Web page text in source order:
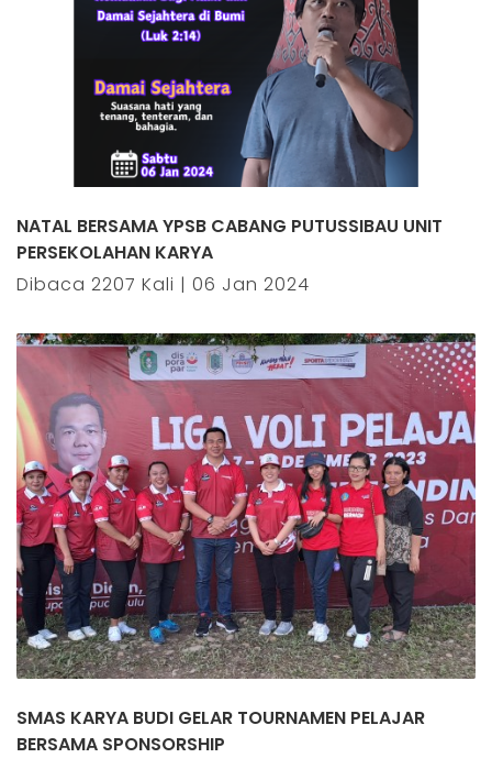
NATAL BERSAMA YPSB CABANG PUTUSSIBAU UNIT
PERSEKOLAHAN KARYA
Dibaca 2207 Kali | 06 Jan 2024
SMAS KARYA BUDI GELAR TOURNAMEN PELAJAR
BERSAMA SPONSORSHIP